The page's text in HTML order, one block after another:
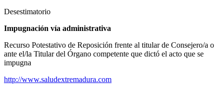
Desestimatorio
Impugnación ví­a administrativa
Recurso Potestativo de Reposición frente al titular de Consejero/a o
ante el/la Titular del Órgano competente que dictó el acto que se
impugna
http://www.saludextremadura.com